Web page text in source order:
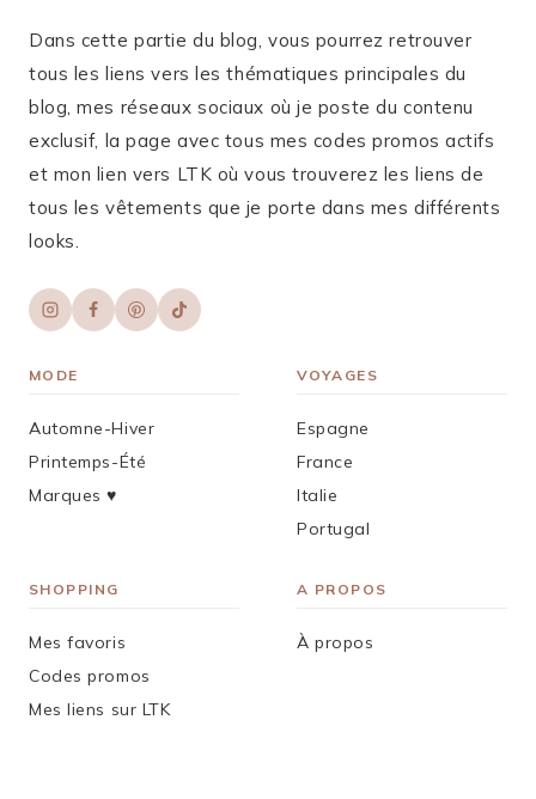
Dans cette partie du blog, vous pourrez retrouver
tous les liens vers les thématiques principales du
blog, mes réseaux sociaux où je poste du contenu
exclusif, la page avec tous mes codes promos actifs
et mon lien vers LTK où vous trouverez les liens de
tous les vêtements que je porte dans mes différents
looks.
MODE
Automne-Hiver
Printemps-Été
Marques ♥︎
VOYAGES
Espagne
France
Italie
Portugal
SHOPPING
Mes favoris
Codes promos
Mes liens sur LTK
A PROPOS
À propos